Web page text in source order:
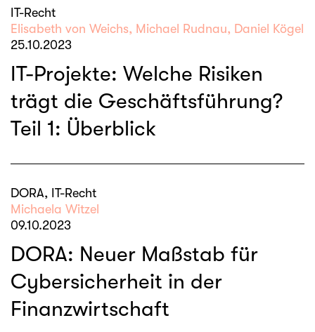
IT-Recht
Elisabeth von Weichs, Michael Rudnau, Daniel Kögel
25.10.2023
IT-Projekte: Welche Risiken
trägt die Geschäftsführung?
Teil 1: Überblick
DORA, IT-Recht
Michaela Witzel
09.10.2023
DORA: Neuer Maßstab für
Cybersicherheit in der
Finanzwirtschaft